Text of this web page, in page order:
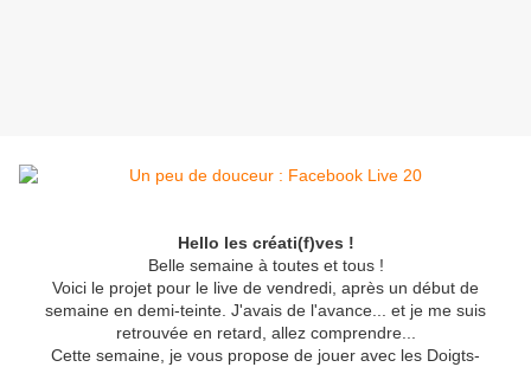
Hello les créati(f)ves !
Belle semaine à toutes et tous !
Voici le projet pour le live de vendredi, après un début de
semaine en demi-teinte. J'avais de l'avance... et je me suis
retrouvée en retard, allez comprendre...
Cette semaine, je vous propose de jouer avec les Doigts-